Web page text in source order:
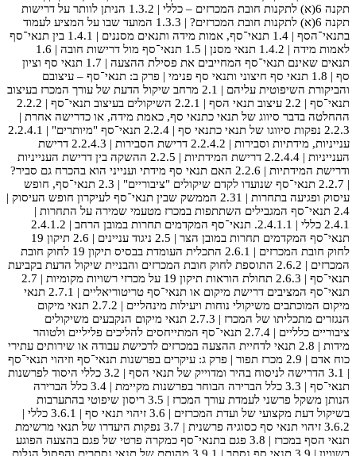
תקנה 6(א) לתקנות חובת המכרזים – כללי | 1.3.2 הניתן לוותר על דרישות
תקנה 6(א) לתקנות חובת המכרזים? | 1.3.3 המועד שבו על המציע לעמוד
בתנאי־הסף | 1.4 תנאי־סף, אמות מידה ותנאים מסננים | 1.4.1 בין תנאי־סף
לאמות מידה | 1.4.2 תנאי מסנן | 1.5 תנאי־סף מול דרישות חובה | 1.6
תנאים שאינם תנאי־סף המחייבים את פסילת ההצעה | 1.7 תנאי סף וציון
סף | 1.8 תנאי סף חיצוני ותנאי סף פנימי | פרק ב: תנאי־סף – עיצובם
והביקורת השיפוטית עליהם | 2.1 מרחב שיקול הדעת של עורך המכרז בעיצוב
תנאי־סף | 2.2 עיצוב תנאי הסף | 2.2.1 השיקולים בעיצוב תנאי־סף | 2.2.2
ההחלטה בדבר סיווג של תנאי כתנאי סף, כאמת מידה, או כדרישה אחרת |
2.2.3 נפקות סיווגו של תנאי כתנאי סף | 2.2.4 תנאי־סף "מיותרים" | 2.2.4.1
ענייניות, מידתיות וסבירות | 2.2.4.2 דרישת הסבירות | 2.2.4.3 דרישת
הענייניות | 2.2.4.4 דרישת המידתיות | 2.2.5 ההשקה בין דרישת הענייניות
ודרישת המידתיות | 2.2.6 האם תנאי סף מידתי וענייני הוא בהכרח גם סביר?
| 2.2.7 תנאי־סף שנועדו לקדם שיקולים "ציבוריים" | 2.3 תנאי־סף, חופש
עיסוק ופגיעה בתחרות | 2.31 הממשק שבין תנאי־סף לעיקרון חופש העיסוק |
2.4 תנאי־סף המגבילים השתתפות במכרז מטעמי שמירה על התחרות |
2.4.1 כללי | 2.4.1.1. תנאי־סף המקדמים תחרות במובן הרחב | 2.4.1.2
תנאי־סף המקדמים תחרות במובן הצר | 2.5 ניגוד עניינים | 2.6 תיקון 19
לחוק חובת המכרזים | 2.6.1 התכלית העומדת בבסיס תיקון 19 לחוק חובת
המכרזים | 2.6.2 התוספת לחוק חובת המכרזים והבניית שיקול הדעת בקביעת
תנאי־סף | 2.6.3 תחולת הוראות תיקון 19 על מכרזי רשויות מקומיות | 2.7
תנאי־סף המציבים דרישת מיקום או תנאי־סף טריטוריאליים | 2.7.1 תנאי
מיקום המוכתבים משיקולי נוחות ויעילות מינהליים | 2.7.2 תנאי מיקום
הנגזרים מתכליתו של המכרז | 2.7.3 תנאי מיקום הנקבעים משיקולים
ציבוריים כלליים | 2.7.4 תנאי־סף המתייחסים להליכים פליליים ולטוהר
מידות | 2.8 תנאי לדחיית ההצעה במכרזים לרכישת עבודה או שירותים עתירי
כוח אדם | 2.9 מכרז תפור | פרק ג: עיקרים בפרשנות תנאי־סף וזיהוי תנאי־סף
| 3.1 הדרישה לניסוח בהיר ומדוייק של תנאי הסף | 3.2 כללי היסוד לפרשנות
תנאי־סף | 3.3 כלל הברירה הבוחר בפרשנות מקיימת | 3.4 כלל הברירה
הנותן משקל פרשני לעמדת עורך המכרז | 3.5 ריסון שיפוטי בהתערבות
בשיקול דעת מקצועי של ועדת המכרזים | 3.6 זיהוי תנאי סף | 3.6.1 כללי |
3.6.2 זיהוי תנאי סף כסוגיה פרשנית | 3.7 נפקות היעדרו של תנאי מרשימת
תנאי הסף במכרז | 3.8 פגם בתנאי־סף כמקרה פרטי של פגם בהצעה הפוגע